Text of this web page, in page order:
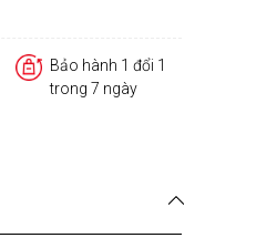
Bảo hành 1 đổi 1
trong 7 ngày